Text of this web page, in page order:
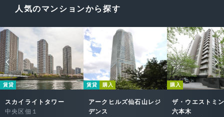
人気のマンションから探す
賃貸
スカイライトタワー
中央区佃１
賃貸 購入
アークヒルズ仙石山レジ
デンス
購入
ザ・ウエストミ
六本木